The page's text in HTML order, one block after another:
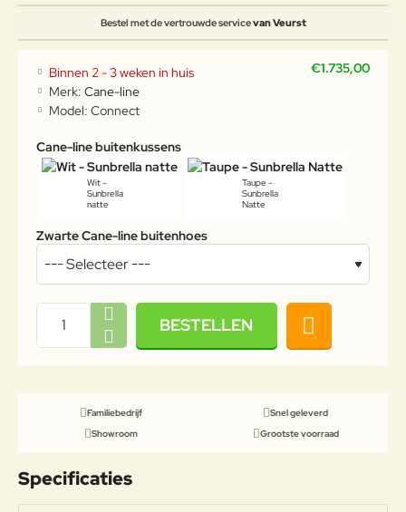
Bestel met de vertrouwde servicevan Veurst
€1.735,00
Binnen 2 - 3 weken in huis
Merk: Cane-line
Model: Connect
Cane-line buitenkussens
Wit -
Sunbrella
natte
Taupe -
Sunbrella
Natte
Zwarte Cane-line buitenhoes
BESTELLEN
Familiebedrijf
Snel geleverd
Showroom
Grootste voorraad
Specificaties